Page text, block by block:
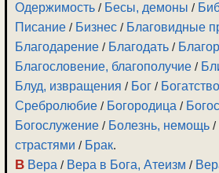
Одержимость / Бесы, демоны /
Писание / Бизнес / Благовидные
Благодарение / Благодать /
Благословение, благополучие /
Блуд, извращения / Бог /
Сребролюбие / Богородица /
Богослужение / Болезнь, немощь /
страстями / Брак.
В Вера / Вера в Бога, Атеизм /